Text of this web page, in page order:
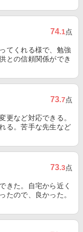
74.1点
てくれる様で、勉強
との信頼関係ができ
73.7点
更など対応できる。
る。苦手な先生など
73.3点
きた。自宅から近く
たので、良かった。